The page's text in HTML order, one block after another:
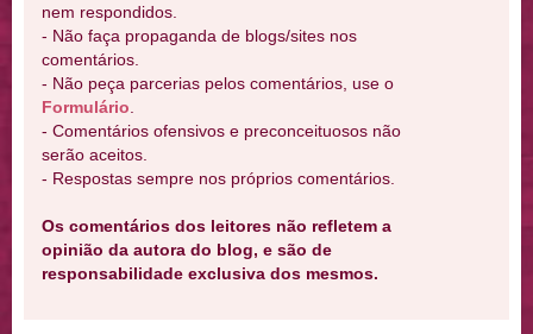
nem respondidos.
- Não faça propaganda de blogs/sites nos
comentários.
- Não peça parcerias pelos comentários, use o
Formulário
- Comentários ofensivos e preconceituosos não
serão aceitos.
- Respostas sempre nos próprios comentários.
Os comentários dos leitores não refletem a
opinião da autora do blog, e são de
responsabilidade exclusiva dos mesmos.